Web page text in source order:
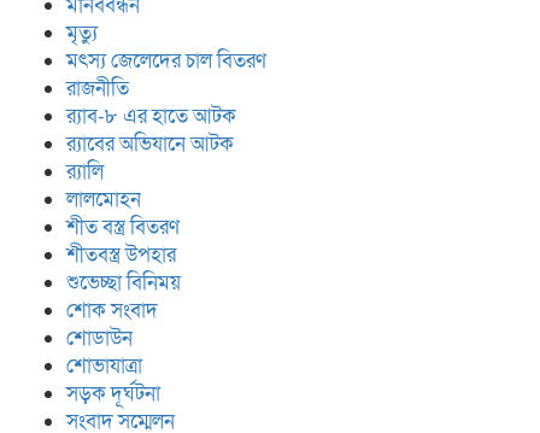
মানববন্ধন
মৃত্যু
মৎস্য জেলেদের চাল বিতরণ
রাজনীতি
র‍্যাব-৮ এর হাতে আটক
র‍্যাবের অভিযানে আটক
র‍্যালি
লালমোহন
শীত বস্ত্র বিতরণ
শীতবস্ত্র উপহার
শুভেচ্ছা বিনিময়
শোক সংবাদ
শোডাউন
শোভাযাত্রা
সড়ক দূর্ঘটনা
সংবাদ সম্মেলন